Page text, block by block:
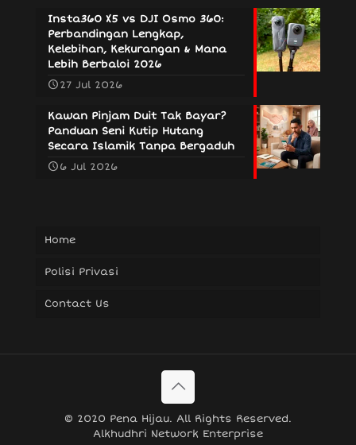
Insta360 X5 vs DJI Osmo 360:
Perbandingan Lengkap,
Kelebihan, Kekurangan & Mana
Lebih Berbaloi 2026
27 Jul 2026
Kawan Pinjam Duit Tak Bayar?
Panduan Seni Kutip Hutang
Secara Islamik Tanpa Bergaduh
6 Jul 2026
Home
Polisi Privasi
Contact Us
© 2020 Pena Hijau. All Rights Reserved.
Alkhudhri Network Enterprise